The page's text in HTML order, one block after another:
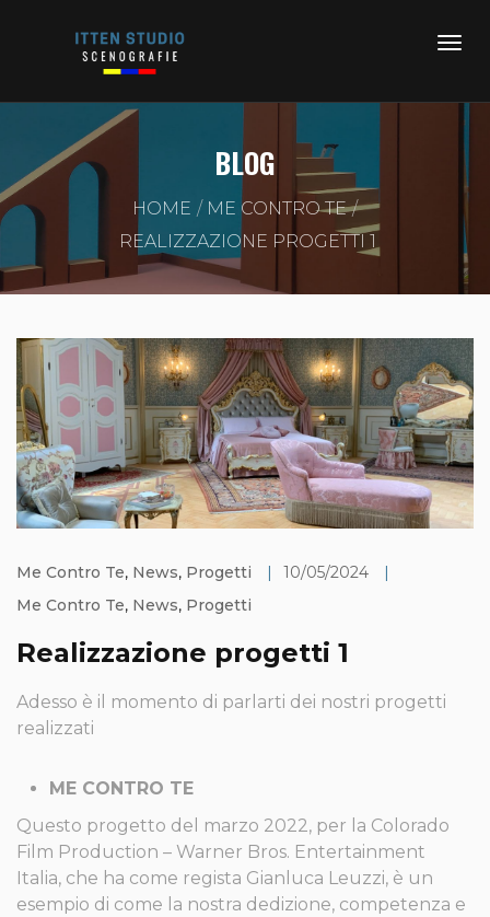
BLOG
HOME
ME CONTRO TE
REALIZZAZIONE PROGETTI 1
Me Contro Te, News, Progetti 10/05/2024
Me Contro Te, News, Progetti
Realizzazione progetti 1
Adesso è il momento di parlarti dei nostri progetti
realizzati
ME CONTRO TE
Questo progetto del marzo 2022, per la Colorado
Film Production – Warner Bros. Entertainment
Italia, che ha come regista Gianluca Leuzzi, è un
esempio di come la nostra dedizione, competenza e